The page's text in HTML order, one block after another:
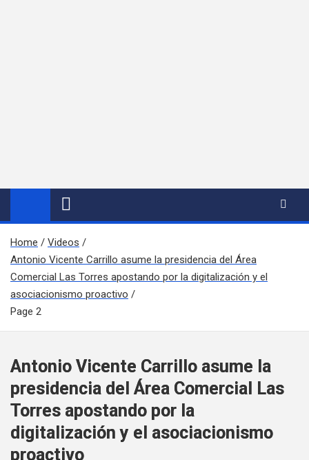
Home
Videos
Antonio Vicente Carrillo asume la presidencia del Área
Comercial Las Torres apostando por la digitalización y el
asociacionismo proactivo
Page 2
Antonio Vicente Carrillo asume la
presidencia del Área Comercial Las
Torres apostando por la
digitalización y el asociacionismo
proactivo